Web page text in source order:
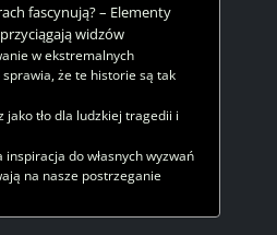
fascynują? – Elementy
widzów
w ekstremalnych
sprawia, że te historie są tak
jako tło dla ludzkiej tragedii i
inspiracja do własnych wyzwań
na nasze postrzeganie